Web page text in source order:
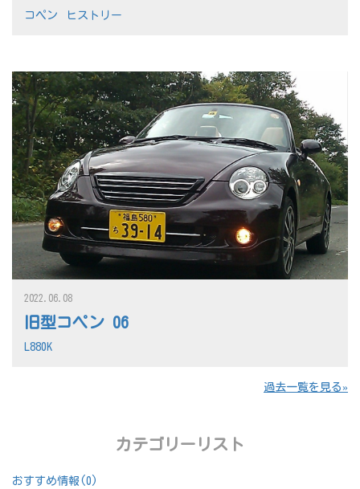
コペン ヒストリー
旧型コペン 06
2022.06.08
L880K
過去一覧を見る
カテゴリーリスト
おすすめ情報(0)